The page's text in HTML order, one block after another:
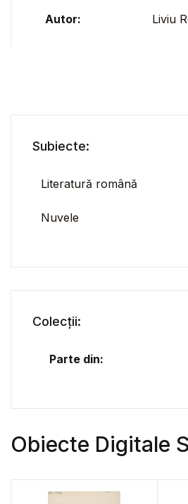
Autor: Liviu
Subiecte:
Literatură română
Nuvele
Colecții:
Parte din:
Obiecte Digitale